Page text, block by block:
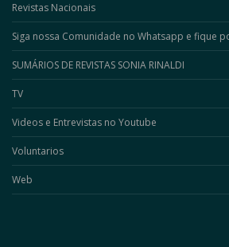
Revistas Nacionais
Siga nossa Comunidade no Whatsapp e fique
SUMÁRIOS DE REVISTAS SONIA RINALDI
TV
Videos e Entrevistas no Youtube
Voluntarios
Web